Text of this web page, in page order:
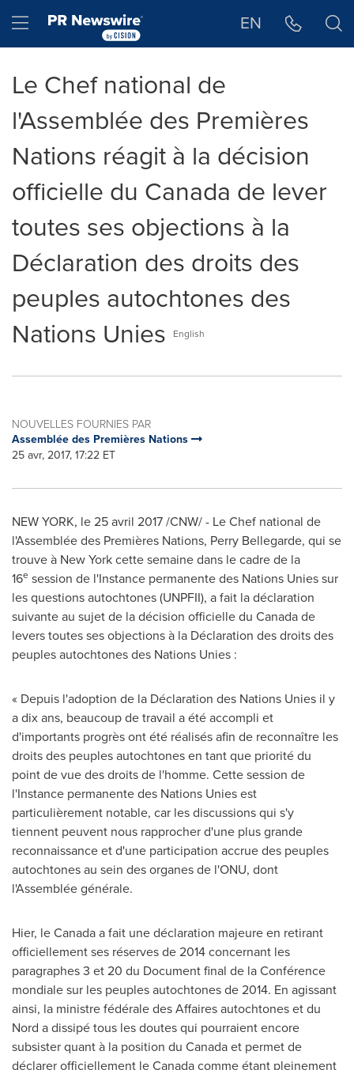
Hamburger menu EN
Le Chef national de
l'Assemblée des Premières
Nations réagit à la décision
officielle du Canada de lever
toutes ses objections à la
Déclaration des droits des
peuples autochtones des
Nations Unies
English
NOUVELLES FOURNIES PAR
Assemblée des Premières Nations
25 avr, 2017, 17:22 ET
NEW YORK, le 25 avril 2017 /CNW/ - Le Chef national de
l'Assemblée des Premières Nations, Perry Bellegarde, qui se
trouve à New York cette semaine dans le cadre de la
16e session de l'Instance permanente des Nations Unies sur
les questions autochtones (UNPFII), a fait la déclaration
suivante au sujet de la décision officielle du Canadade
levers toutes ses objections à la Déclaration des droits des
peuples autochtones des Nations Unies :
« Depuis l'adoption de la Déclaration des Nations Unies il y
a dix ans, beaucoup de travail a été accompli et
d'importants progrès ont été réalisés afin de reconnaître les
droits des peuples autochtones en tant que priorité du
point de vue des droits de l'homme. Cette session de
l'Instance permanente des Nations Unies est
particulièrement notable, car les discussions qui s'y
tiennent peuvent nous rapprocher d'une plus grande
reconnaissance et d'une participation accrue des peuples
autochtones au sein des organes de l'ONU, dont
l'Assemblée générale.
Hier, leCanadaa fait une déclaration majeure en retirant
officiellement ses réserves de 2014 concernant les
paragraphes 3 et 20 du Document final de la Conférence
mondiale sur les peuples autochtones de 2014. En agissant
ainsi, la ministre fédérale des Affaires autochtones et du
Nord a dissipé tous les doutes qui pourraient encore
subsister quant à la position du Canadaet permet de
déclarer officiellement leCanadacomme étant pleinement